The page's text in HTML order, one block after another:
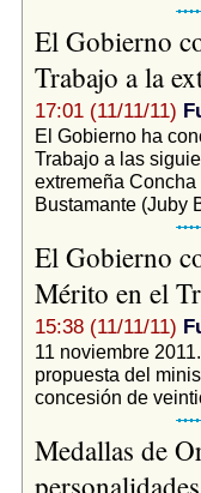
El Gobierno
Trabajo a la
17:01 (11/11/11)
El Gobierno ha
Trabajo a las
extremeña
Bustamante (Juby
El Gobierno
Mérito en el
15:38 (11/11/11)
11 noviembre
propuesta del
concesión de
Medallas de